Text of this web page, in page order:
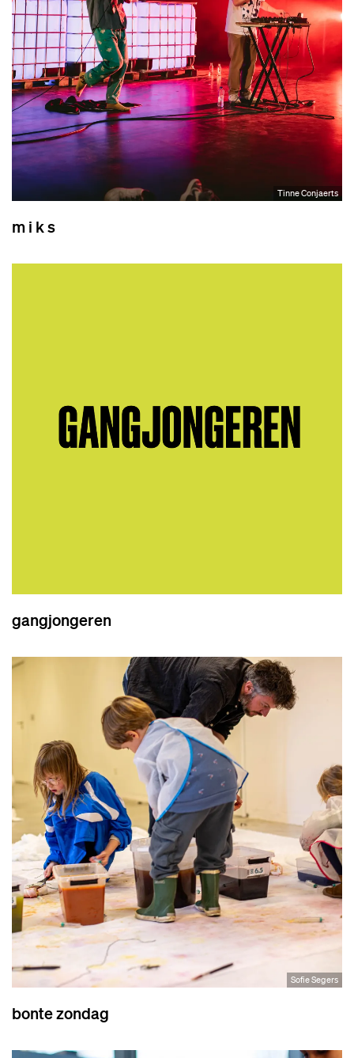
Tinne Conjaerts
m i k s
gangjongeren
Sofie Segers
bonte zondag